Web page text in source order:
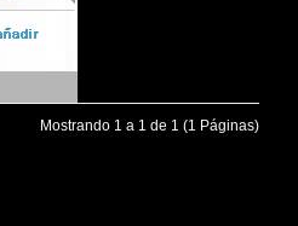
Mostrando 1 a 1 de 1 (1 Páginas)